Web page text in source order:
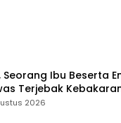
Seorang Ibu Beserta
Terjebak
2026